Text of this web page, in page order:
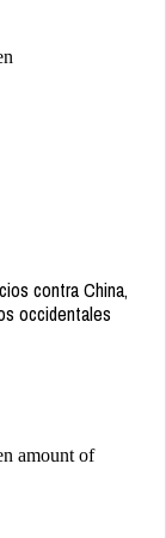
contra China,
occidentales